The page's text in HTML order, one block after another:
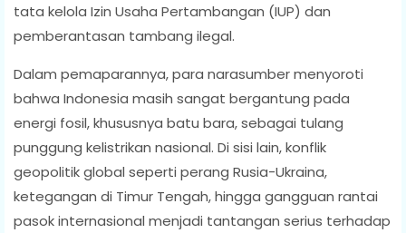
tata kelola Izin Usaha Pertambangan (IUP) dan
pemberantasan tambang ilegal.
Dalam pemaparannya, para narasumber menyoroti
bahwa Indonesia masih sangat bergantung pada
energi fosil, khususnya batu bara, sebagai tulang
punggung kelistrikan nasional. Di sisi lain, konflik
geopolitik global seperti perang Rusia-Ukraina,
ketegangan di Timur Tengah, hingga gangguan rantai
pasok internasional menjadi tantangan serius terhadap